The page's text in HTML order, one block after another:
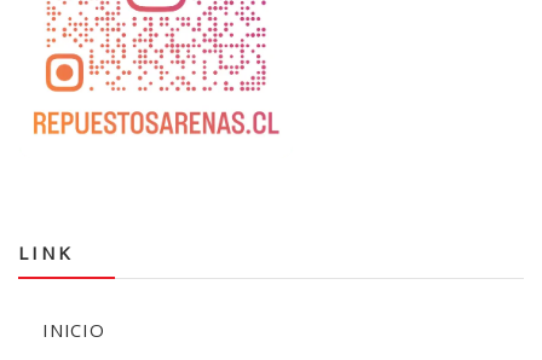
LINK
INICIO